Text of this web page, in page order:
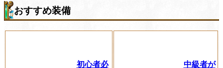
おすすめ装備
初心者必
中級者が